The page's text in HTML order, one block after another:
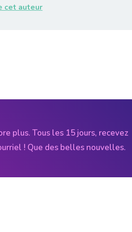
cet auteur
plus. Tous les 15 jours, recevez
! Que des belles nouvelles.